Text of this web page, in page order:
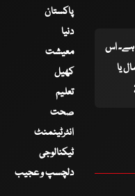
ہے۔ اس
یا
پاکستان
دنیا
معیشت
کھیل
تعلیم
صحت
انٹرٹینمنٹ
ٹیکنالوجی
دلچسپ و عجیب